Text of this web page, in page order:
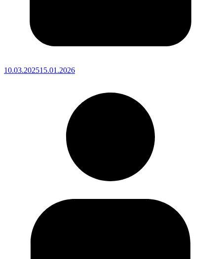
10.03.202515.01.2026